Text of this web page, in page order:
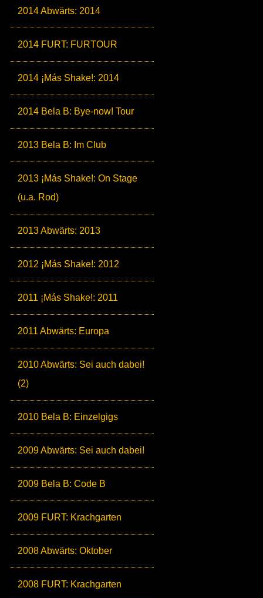
2014 Abwärts: 2014
2014 FURT: FURTOUR
2014 ¡Más Shake!: 2014
2014 Bela B: Bye-now! Tour
2013 Bela B: Im Club
2013 ¡Más Shake!: On Stage
(u.a. Rod)
2013 Abwärts: 2013
2012 ¡Más Shake!: 2012
2011 ¡Más Shake!: 2011
2011 Abwärts: Europa
2010 Abwärts: Sei auch dabei!
(2)
2010 Bela B: Einzelgigs
2009 Abwärts: Sei auch dabei!
2009 Bela B: Code B
2009 FURT: Krachgarten
2008 Abwärts: Oktober
2008 FURT: Krachgarten